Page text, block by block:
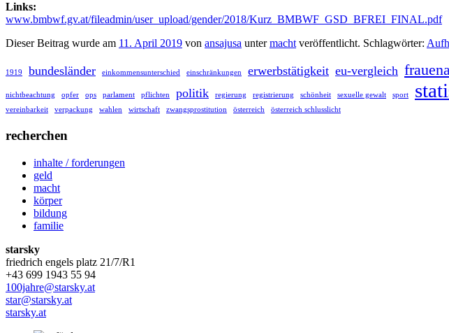
Links:
www.bmbwf.gv.at/fileadmin/user_upload/gender/2018/Kurz_BMBWF_GSD_BFREI_FINAL.pdf
Dieser Beitrag wurde am 11. April 2019 von ansajusa untermacht veröffentlicht. Schlagwörter:
1919 bundesländer einkommensunterschied einschränkungen erwerbstätigkeit eu-vergleich
nichtbeachtung opfer ops parlament pflichten politik regierung registrierung schönheit sexuelle gewalt sport
vereinbarkeit
verpackung wahlen wirtschaft zwangsprostitution österreich österreich schlusslicht
recherchen
inhalte / forderungen
geld
macht
körper
bildung
familie
starsky
friedrich engels platz 21/7/R1
+43 699 1943 55 94
100jahre@starsky.at
star@starsky.at
starsky.at